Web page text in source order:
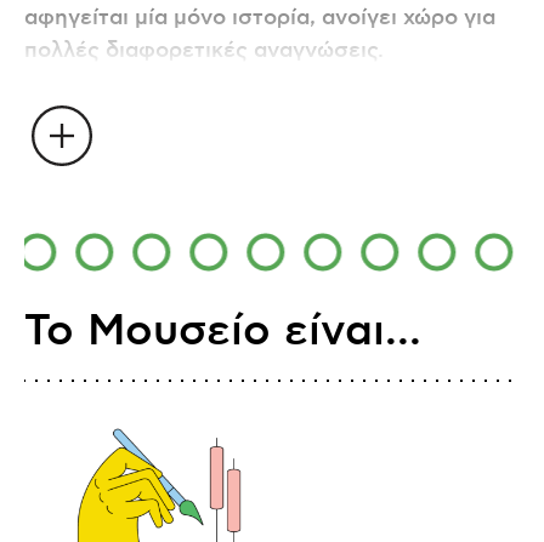
αφηγείται μία μόνο ιστορία, ανοίγει χώρο για
πολλές διαφορετικές αναγνώσεις.
Το Μουσείο είναι...